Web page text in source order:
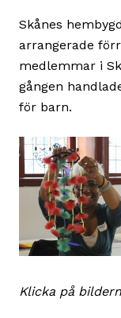
Skånes
arrangerade
medlemmar i
gången
för barn.
Klicka på